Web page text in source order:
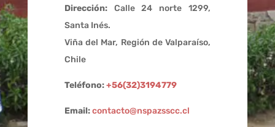
Dirección:Calle 24 norte 1299,
Santa Inés.
Viña del Mar, Región de Valparaíso,
Chile
Teléfono:+56(32)3194779
Email:contacto@nspazsscc.cl